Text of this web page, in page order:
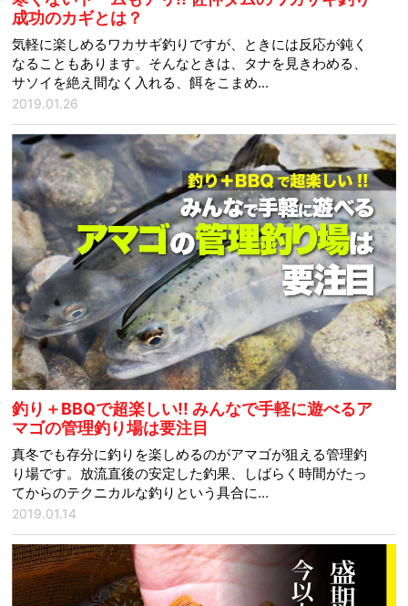
成功のカギとは？
気軽に楽しめるワカサギ釣りですが、ときには反応が鈍く
なることもあります。そんなときは、タナを見きわめる、
サソイを絶え間なく入れる、餌をこまめ...
2019.01.26
釣り＋BBQで超楽しい!! みんなで手軽に遊べるア
マゴの管理釣り場は要注目
真冬でも存分に釣りを楽しめるのがアマゴが狙える管理釣
り場です。放流直後の安定した釣果、しばらく時間がたっ
てからのテクニカルな釣りという具合に...
2019.01.14